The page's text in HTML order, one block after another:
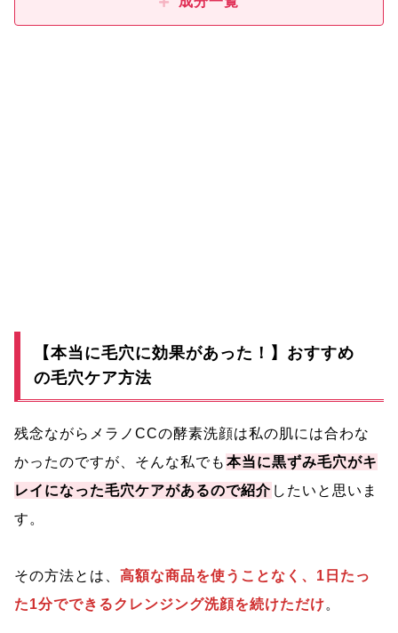
【本当に毛穴に効果があった！】おすすめ
の毛穴ケア方法
残念ながらメラノCCの酵素洗顔は私の肌には合わな
かったのですが、そんな私でも 本当に黒ずみ毛穴がキ
レイになった毛穴ケアがあるので紹介 したいと思いま
す。
その方法とは、 高額な商品を使うことなく、1日たっ
た1分でできるクレンジング洗顔を続けただけ。